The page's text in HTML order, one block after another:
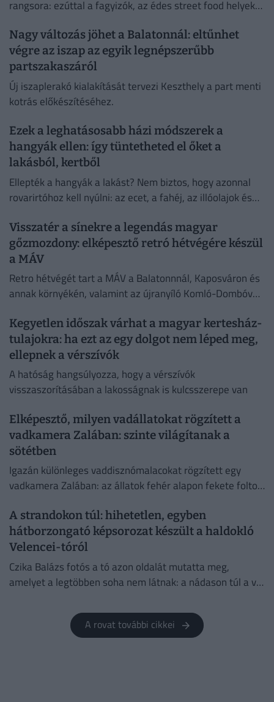
rangsora: ezúttal a fagyizók, az édes street food helyek
Nagy változás jöhet a Balatonnál: eltűnhet
végre az iszap az egyik legnépszerűbb
partszakaszáról
Új iszaplerakó kialakítását tervezi Keszthely a part menti
kotrás előkészítéséhez.
Ezek a leghatásosabb házi módszerek a
hangyák ellen: így tüntetheted el őket a
lakásból, kertből
Ellepték a hangyák a lakást? Nem biztos, hogy azonnal
rovarirtóhoz kell nyúlni: az ecet, a fahéj, az illóolajok és
Visszatér a sínekre a legendás magyar
gőzmozdony: elképesztő retró hétvégére készül
a MÁV
Retro hétvégét tart a MÁV a Balatonnnál, Kaposváron és
annak környékén, valamint az újranyíló Komló-Dombóvár
Kegyetlen időszak várhat a magyar kertesház-
tulajokra: ha ezt az egy dolgot nem léped meg,
ellepnek a vérszívók
A hatóság hangsúlyozza, hogy a vérszívók
visszaszorításában a lakosságnak is kulcsszerepe van
Elképesztő, milyen vadállatokat rögzített a
vadkamera Zalában: szinte világítanak a
sötétben
Igazán különleges vaddisznómalacokat rögzített egy
vadkamera Zalában: az állatok fehér alapon fekete foltos
A strandokon túl: hihetetlen, egyben
hátborzongató képsorozat készült a haldokló
Velencei-tóról
Czika Balázs fotós a tó azon oldalát mutatta meg,
amelyet a legtöbben soha nem látnak: a nádason túl a víz
A rovat további cikkei